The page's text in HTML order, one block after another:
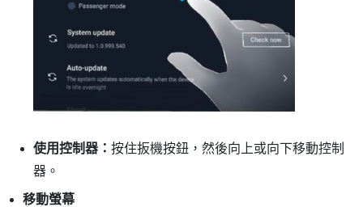
使用控制器： 按住扳機按鈕，然後向上或向下移動控制
器。
移動螢幕